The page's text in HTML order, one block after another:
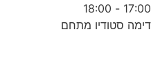
17:00
-
18:00
דימה סטודיו מתחם